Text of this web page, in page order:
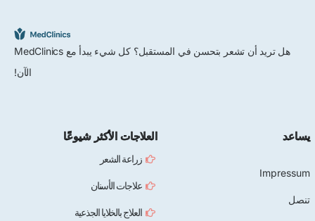
هل تريد أن تشعر بتحسن في المستقبل؟ كل شيء يبدأ مع MedClinics
العلاجات الأكثر شيوعًا
زراعة الشعر
علاجات الأسنان
العلاج بالخلايا الجذعية